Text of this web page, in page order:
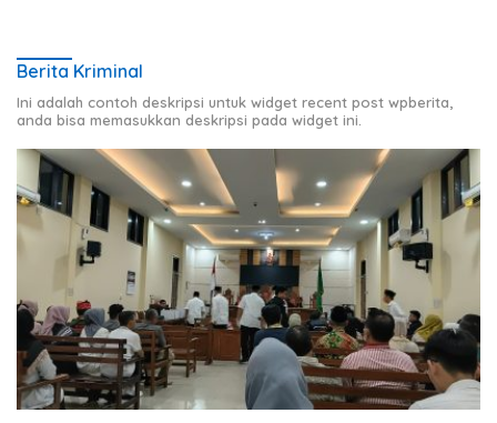
Berita Kriminal
Ini adalah contoh deskripsi untuk widget recent post wpberita,
anda bisa memasukkan deskripsi pada widget ini.